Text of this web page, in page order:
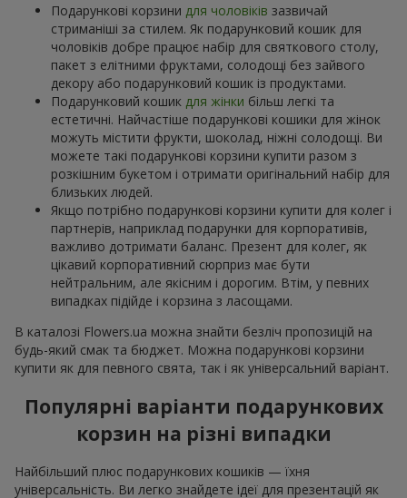
Подарункові корзини для чоловіків зазвичай
стриманіші за стилем. Як подарунковий кошик для
чоловіків добре працює набір для святкового столу,
пакет з елітними фруктами, солодощі без зайвого
декору або подарунковий кошик із продуктами.
Подарунковий кошик для жінки більш легкі та
естетичні. Найчастіше подарункові кошики для жінок
можуть містити фрукти, шоколад, ніжні солодощі. Ви
можете такі подарункові корзини купити разом з
розкішним букетом і отримати оригінальний набір для
близьких людей.
Якщо потрібно подарункові корзини купити для колег і
партнерів, наприклад подарунки для корпоративів,
важливо дотримати баланс. Презент для колег, як
цікавий корпоративний сюрприз має бути
нейтральним, але якісним і дорогим. Втім, у певних
випадках підійде і корзина з ласощами.
В каталозі Flowers.ua можна знайти безліч пропозицій на
будь-який смак та бюджет. Можна подарункові корзини
купити як для певного свята, так і як універсальний варіант.
Популярні варіанти подарункових
корзин на різні випадки
Найбільший плюс подарункових кошиків — їхня
універсальність. Ви легко знайдете ідеї для презентацій як